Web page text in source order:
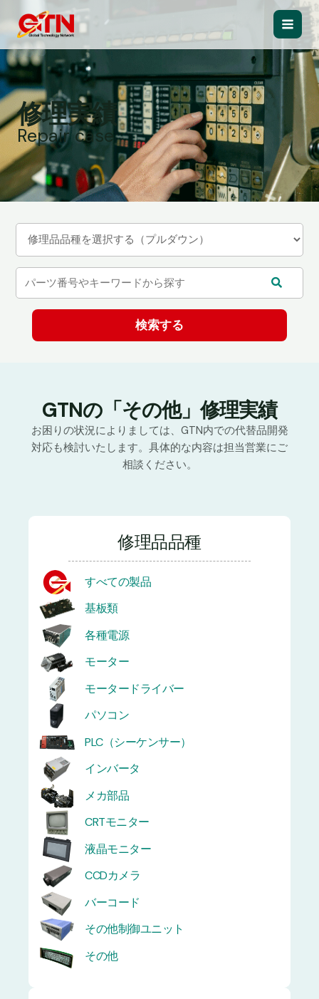
ス
キ
ッ
プ
Main
修理実績
Repair case
GTNの「その他」修理実績
お困りの状況によりましては、GTN内での代替品開発
対応も検討いたします。具体的な内容は担当営業にご
相談ください。
修理品品種
すべての製品
基板類
各種電源
モーター
モータードライバー
パソコン
PLC（シーケンサー）
インバータ
メカ部品
CRTモニター
液晶モニター
CCDカメラ
バーコード
その他制御ユニット
その他